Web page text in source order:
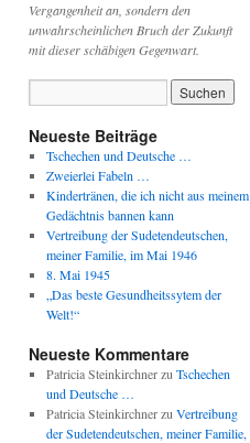
Vergangenheit an, sondern den
unwahrscheinlichen Bruch der Zukunft
mit dieser schäbigen Gegenwart.
Neueste Beiträge
Tschechen und Deutsche …
Zweierlei Fabeln …
Kindertränen, die ich nicht aus meinem
Gedächtnis bannen kann
Vertreibung der Sudetendeutschen,
meiner Familie, im Mai 1946
8. Mai 1945
„Das beste Gesundheitssytem der
Welt!“
Neueste Kommentare
Patricia Steinkirchnerzu Tschechen
und Deutsche …
Patricia Steinkirchnerzu Vertreibung
der Sudetendeutschen, meiner Familie,